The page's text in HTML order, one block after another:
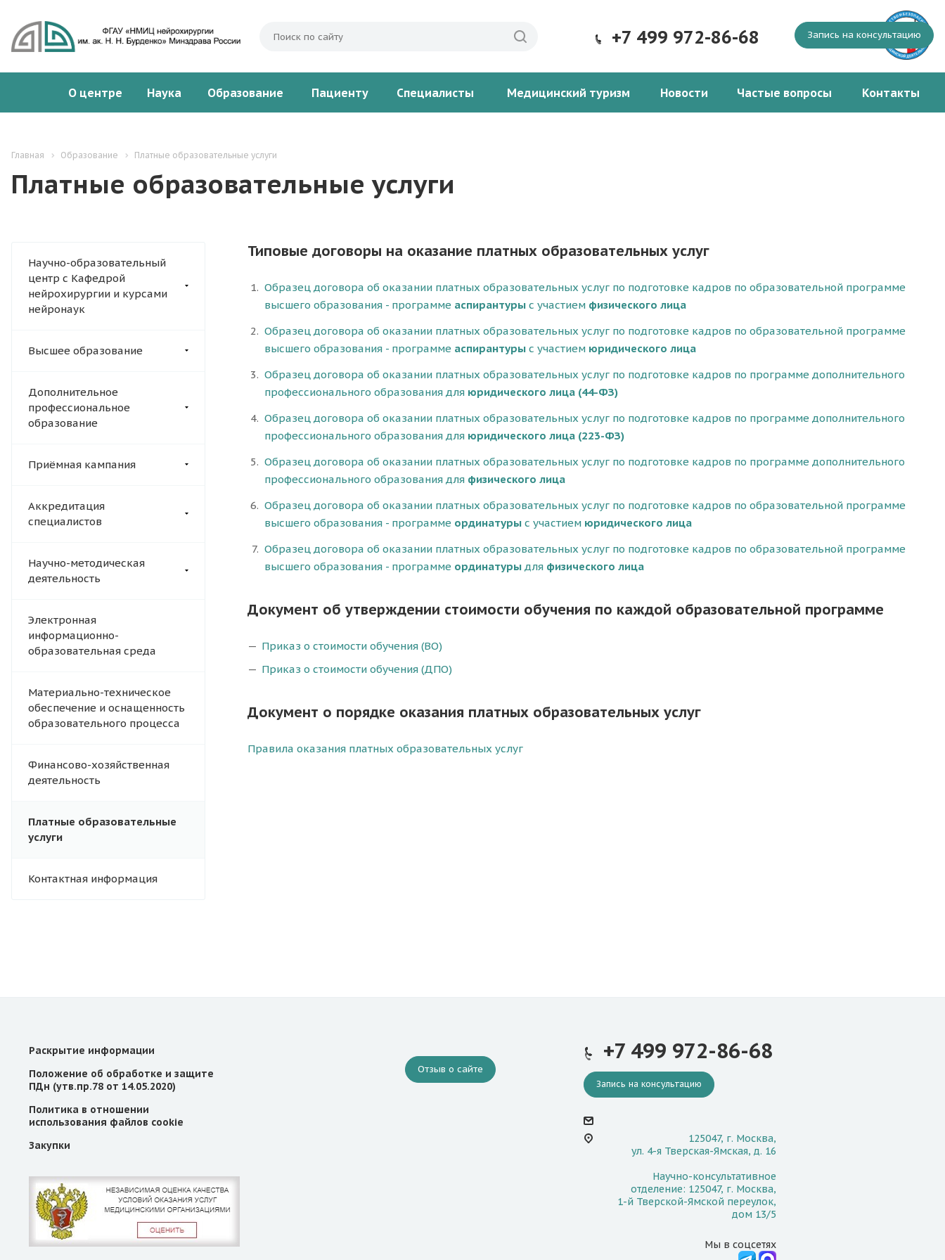
Запись на консультацию
+7 499 972-86-68
О центре Наука Образование Пациенту Специалисты Медицинский туризм Новости Частые вопросы Контакты
Главная Образование Платные образовательные услуги
Платные образовательные услуги
Научно-образовательный
центр с Кафедрой
нейрохирургии и курсами
нейронаук
Высшее образование
Дополнительное
профессиональное
образование
Приёмная кампания
Аккредитация
специалистов
Научно-методическая
деятельность
Электронная
информационно-
образовательная среда
Материально-техническое
обеспечение и оснащенность
образовательного процесса
Финансово-хозяйственная
деятельность
Платные образовательные
услуги
Контактная информация
Типовые договоры на оказание платных образовательных услуг
Образец договора об оказании платных образовательных услуг по подготовке кадров по образовательной программе
высшего образования - программе аспирантуры с участием физического лица
Образец договора об оказании платных образовательных услуг по подготовке кадров по образовательной программе
высшего образования - программе аспирантуры с участием юридического лица
Образец договора об оказании платных образовательных услуг по подготовке кадров по программе дополнительного
профессионального образования для юридического лица (44-ФЗ)
Образец договора об оказании платных образовательных услуг по подготовке кадров по программе дополнительного
профессионального образования для юридического лица (223-ФЗ)
Образец договора об оказании платных образовательных услуг по подготовке кадров по программе дополнительного
профессионального образования для физического лица
Образец договора об оказании платных образовательных услуг по подготовке кадров по образовательной программе
высшего образования - программе ординатуры с участием юридического лица
Образец договора об оказании платных образовательных услуг по подготовке кадров по образовательной программе
высшего образования - программе ординатуры для физического лица
Документ об утверждении стоимости обучения по каждой образовательной программе
Приказ о стоимости обучения (ВО)
Приказ о стоимости обучения (ДПО)
Документ о порядке оказания платных образовательных услуг
Правила оказания платных образовательных услуг
Раскрытие информации
Положение об обработке и защите
ПДн (утв.пр.78 от 14.05.2020)
Политика в отношении
использования файлов cookie
Закупки
Отзыв о сайте
+7 499 972-86-68
Запись на консультацию
125047, г. Москва,
ул. 4-я Тверская-Ямская, д. 16
Научно-консультативное
отделение: 125047, г. Москва,
1-й Тверской-Ямской переулок,
дом 13/5
Мы в соцсетях